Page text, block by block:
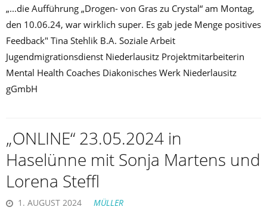
„...die Aufführung „Drogen- von Gras zu Crystal“ am Montag,
den 10.06.24, war wirklich super. Es gab jede Menge positives
Feedback" Tina Stehlik B.A. Soziale Arbeit
Jugendmigrationsdienst Niederlausitz Projektmitarbeiterin
Mental Health Coaches Diakonisches Werk Niederlausitz
gGmbH
„ONLINE“ 23.05.2024 in
Haselünne mit Sonja Martens und
Lorena Steffl
1. AUGUST 2024 MÜLLER